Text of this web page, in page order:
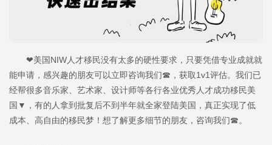
❤美国NIW人才移民没有太多的硬性要求，只要凭借专业成就就
能申请，感兴趣的朋友可以立即咨询我们☎，获取1v1评估。我们已
经帮很多音乐家、艺术家、设计师等各行各业优秀人才成功移民美
国▼，有的人拿到批复后不到半年就全家登陆美国，真正实现了低
成本、高自由的移民梦！想了解更多细节的朋友，咨询我们☎。